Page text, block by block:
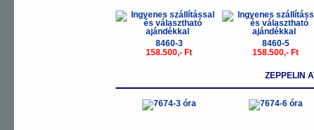
8460-3
158.500,- Ft
8460-5
158.500,- Ft
ZEPPELIN
-15%